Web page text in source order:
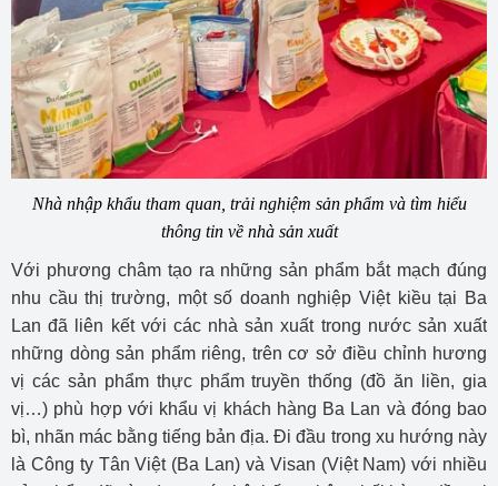
Nhà nhập khẩutham quan, trải nghiệm sản phẩm và tìm hiểu
thông tin về nhà sản xuất
Với phương châm tạo ra những sản phẩm bắt mạch đúng
nhu cầu thị trường, một số doanh nghiệp Việt kiều tại Ba
Lan đã liên kết với các nhà sản xuất trong nước sản xuất
những dòng sản phẩm riêng, trên cơ sở điều chỉnh hương
vị các sản phẩm thực phẩm truyền thống (đồ ăn liền, gia
vị…) phù hợp với khẩu vị khách hàng Ba Lan và đóng bao
bì, nhãn mác bằng tiếng bản địa. Đi đầu trong xu hướng này
là Công ty Tân Việt (Ba Lan) và Visan (Việt Nam) với nhiều